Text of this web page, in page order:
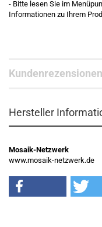
- Bitte lesen Sie im
Informationen zu Ihrem
Kundenrezensionen
Hersteller
Mosaik-Netzwerk
www.mosaik-netzwerk.de